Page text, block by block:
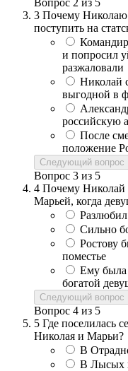
3 Почему Николаю
поступить на
Командир
и попросил
разжаловали
Николай
выгодной в
российскую
После
положение
Следующий вопрос
Вопрос 3 из 5
4 Почему Николай
Марьей, когда
Разлюбил
Сильно
Ростову
поместье
Ему была
богатой
Следующий вопрос
Вопрос 4 из 5
5 Где поселилась
Николая и Марьи?
В
В Лысых